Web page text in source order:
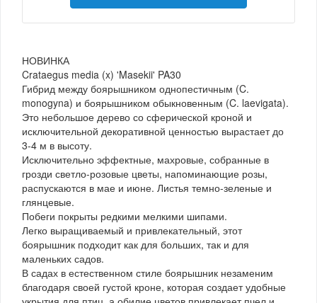
НОВИНКА
Crataegus media (x) 'Masekii' PA30
Гибрид между боярышником однопестичным (C.
monogyna) и боярышником обыкновенным (C. laevigata).
Это небольшое дерево со сферической кроной и
исключительной декоративной ценностью вырастает до
3-4 м в высоту.
Исключительно эффектные, махровые, собранные в
грозди светло-розовые цветы, напоминающие розы,
распускаются в мае и июне. Листья темно-зеленые и
глянцевые.
Побеги покрыты редкими мелкими шипами.
Легко выращиваемый и привлекательный, этот
боярышник подходит как для больших, так и для
маленьких садов.
В садах в естественном стиле боярышник незаменим
благодаря своей густой кроне, которая создает удобные